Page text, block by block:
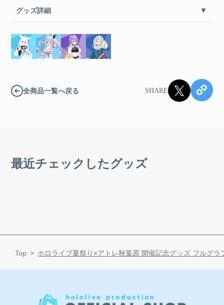
グッズ詳細
全商品一覧へ戻る SHARE
最近チェックしたグッズ
Top ホロライブ夏祭り×アトレ秋葉原 開催記念グッズ フルグラ